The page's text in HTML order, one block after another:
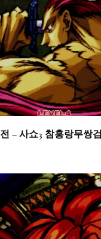
– 사쇼3 참홍랑무쌍검